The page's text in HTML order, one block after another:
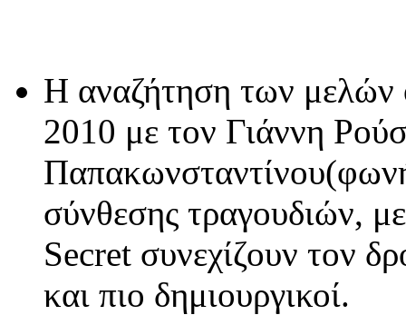
Η αναζήτηση των μελών
2010 με τον Γιάννη
σύνθεσης τραγουδιών,
Secret συνεχίζουν τον
και πιο δημιουργικοί.